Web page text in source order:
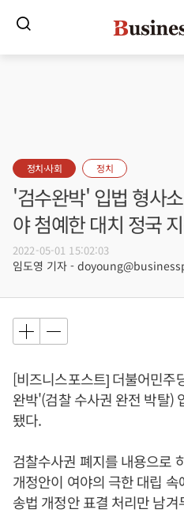
정치·사회 정치
'검수완박' 입법 형사
야 첨예한 대치 정국
2022-05-01 15:02:03
임도영 기자 -
[비즈니스포스트] 더불어민주
완박'(검찰 수사권 완전 박탈)
됐다.
검찰수사권 폐지를 내용으로
개정안이 여야의 극한 대립
송법 개정안 표결 처리만 남겨